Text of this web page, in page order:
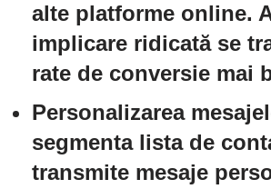
alte platforme online.
implicare ridicată se
rate de conversie mai
Personalizarea
segmenta lista de
transmite mesaje